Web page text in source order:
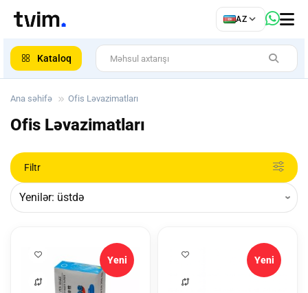
AZ
Kataloq
Ana səhifə Ofis Ləvazimatları
Ofis Ləvazimatları
Filtr
Yeni Yeni